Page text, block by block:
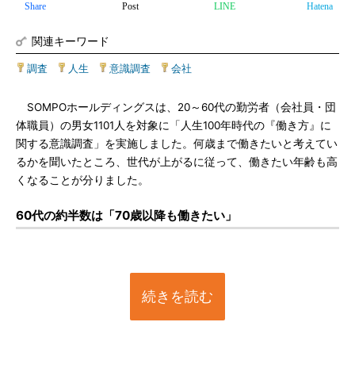
Share Post LINE Hatena
関連キーワード
調査 人生 意識調査 会社
SOMPOホールディングスは、20～60代の勤労者（会社員・団
体職員）の男女1101人を対象に「人生100年時代の『働き方』に
関する意識調査」を実施しました。何歳まで働きたいと考えてい
るかを聞いたところ、世代が上がるに従って、働きたい年齢も高
くなることが分りました。
60代の約半数は「70歳以降も働きたい」
続きを読む